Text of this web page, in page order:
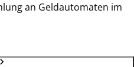
an Geldautomaten im